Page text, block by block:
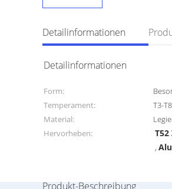
Detailinformationen
Detailinformationen
Form:
Temperament:
T3-T8
Material:
Hervorheben:
,
Produkt-Beschreibung